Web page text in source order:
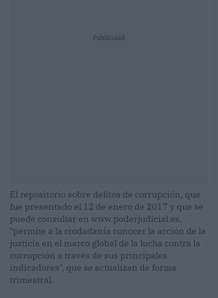
Publicidad
El repositorio sobre delitos de corrupción, que
fue presentado el 12 de enero de 2017 y que se
puede consultar en www.poderjudicial.es,
"permite a la ciudadanía conocer la acción de la
justicia en el marco global de la lucha contra la
corrupción a través de sus principales
indicadores", que se actualizan de forma
trimestral.